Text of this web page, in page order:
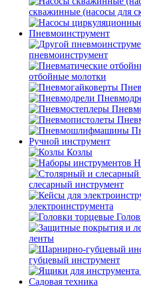
скважинные (насосы для
Пневмоинструмент
пневмоинструмент
отбойные молотки
Ручной инструмент
Козлы
слесарный инструмент
электроинструмента
ленты
губцевый инструмент
Садовая техника